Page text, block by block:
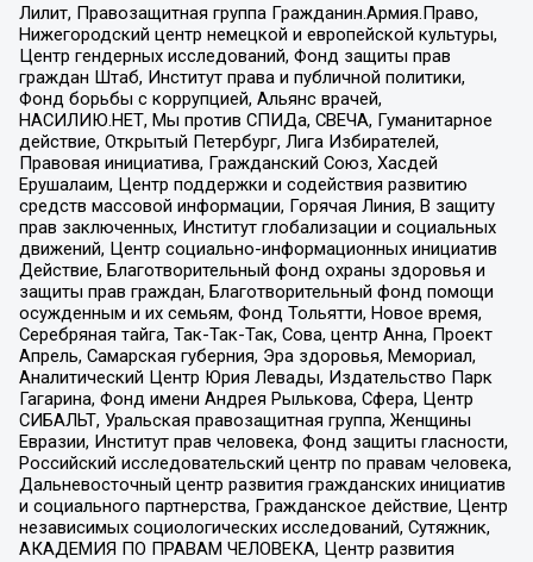
Лилит, Правозащитная группа Гражданин.Армия.Право,
Нижегородский центр немецкой и европейской культуры,
Центр гендерных исследований, Фонд защиты прав
граждан Штаб, Институт права и публичной политики,
Фонд борьбы с коррупцией, Альянс врачей,
НАСИЛИЮ.НЕТ, Мы против СПИДа, СВЕЧА, Гуманитарное
действие, Открытый Петербург, Лига Избирателей,
Правовая инициатива, Гражданский Союз, Хасдей
Ерушалаим, Центр поддержки и содействия развитию
средств массовой информации, Горячая Линия, В защиту
прав заключенных, Институт глобализации и социальных
движений, Центр социально-информационных инициатив
Действие, Благотворительный фонд охраны здоровья и
защиты прав граждан, Благотворительный фонд помощи
осужденным и их семьям, Фонд Тольятти, Новое время,
Серебряная тайга, Так-Так-Так, Сова, центр Анна, Проект
Апрель, Самарская губерния, Эра здоровья, Мемориал,
Аналитический Центр Юрия Левады, Издательство Парк
Гагарина, Фонд имени Андрея Рылькова, Сфера, Центр
СИБАЛЬТ, Уральская правозащитная группа, Женщины
Евразии, Институт прав человека, Фонд защиты гласности,
Российский исследовательский центр по правам человека,
Дальневосточный центр развития гражданских инициатив
и социального партнерства, Гражданское действие, Центр
независимых социологических исследований, Сутяжник,
АКАДЕМИЯ ПО ПРАВАМ ЧЕЛОВЕКА, Центр развития